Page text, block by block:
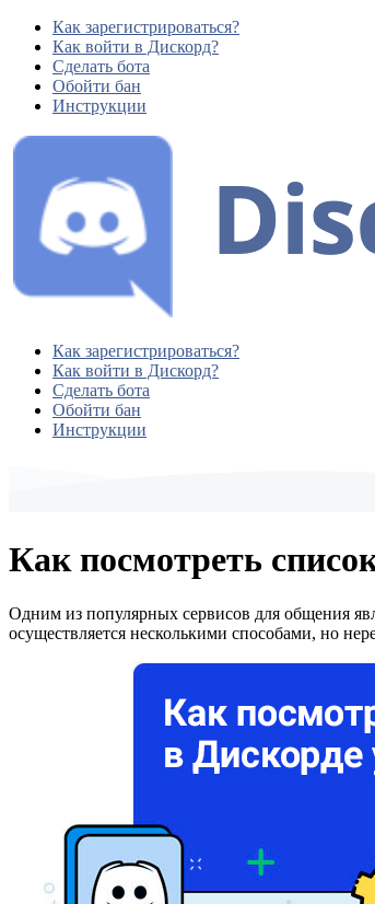
Как зарегистрироваться?
Как войти в Дискорд?
Сделать бота
Обойти бан
Инструкции
Как зарегистрироваться?
Как войти в Дискорд?
Сделать бота
Обойти бан
Инструкции
Как посмотреть
Одним из популярных сервисов для общения
осуществляется несколькими способами, но